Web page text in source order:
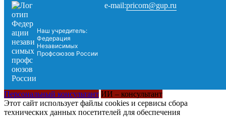
Наш учредитель:
Федерация
Независимых
Профсоюзов России
e-mail:pricom@gup.ru
Персональный консультант ИИ – консультант
Этот сайт использует файлы cookies и сервисы сбора
технических данных посетителей для обеспечения